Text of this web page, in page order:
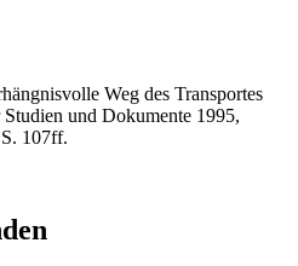
Weg des Transportes
und Dokumente 1995,
S. 107ff.